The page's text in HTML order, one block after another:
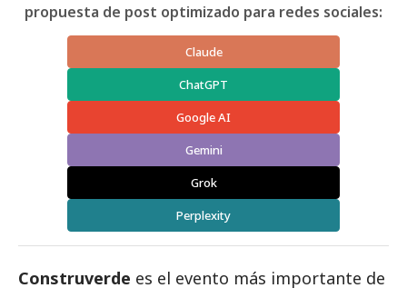
propuesta de post optimizado para redes sociales:
Claude
ChatGPT
Google AI
Gemini
Grok
Perplexity
Construverde es el evento más importante de